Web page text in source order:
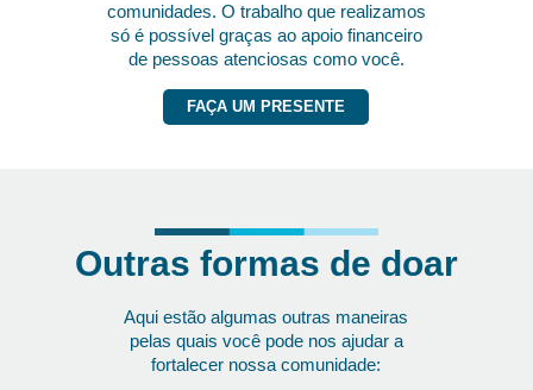
comunidades. O trabalho que realizamos
só é possível graças ao apoio financeiro
de pessoas atenciosas como você.
FAÇA UM PRESENTE
Outras formas de doar
Aqui estão algumas outras maneiras
pelas quais você pode nos ajudar a
fortalecer nossa comunidade: